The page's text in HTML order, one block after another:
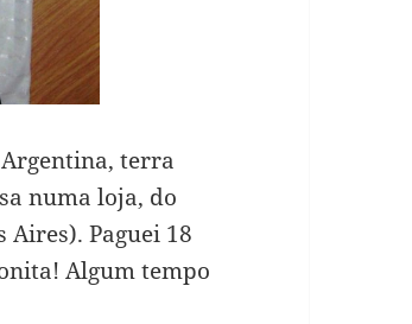
terra
numa loja, do
Aires). Paguei 18
Algum tempo